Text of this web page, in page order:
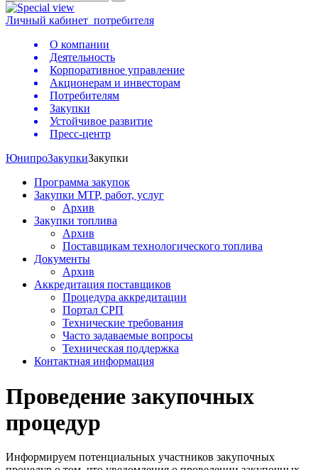
Личный кабинет потребителя
О компании
Деятельность
Корпоративное управление
Акционерам и инвесторам
Потребителям
Закупки
Устойчивое развитие
Пресс-центр
ЮнипроЗакупкиЗакупки
Программа закупок
Закупки МТР, работ, услуг
Архив
Закупки топлива
Архив
Поставщикам технологического топлива
Документы
Архив
Аккредитация поставщиков
Процедура аккредитации
Портал СРП
Технические требования
Часто задаваемые вопросы
Техническая поддержка
Контактная информация
Проведение закупочных
процедур
Информируем потенциальных участников закупочных